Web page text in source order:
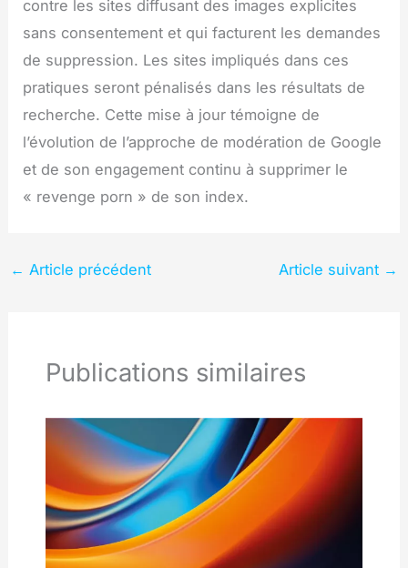
contre les sites diffusant des images explicites
sans consentement et qui facturent les demandes
de suppression. Les sites impliqués dans ces
pratiques seront pénalisés dans les résultats de
recherche. Cette mise à jour témoigne de
l’évolution de l’approche de modération de Google
et de son engagement continu à supprimer le
« revenge porn » de son index.
← Article précédent Article suivant →
Publications similaires